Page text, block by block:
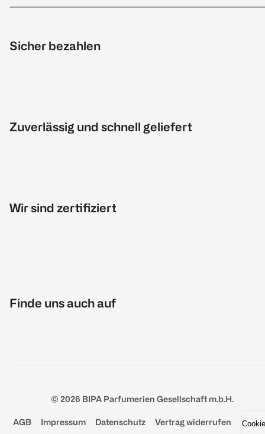
Sicher bezahlen
Zuverlässig und schnell geliefert
Wir sind zertifiziert
Finde uns auch auf
© 2026 BIPA Parfumerien Gesellschaft m.b.H.
AGB Impressum Datenschutz Vertrag widerrufen